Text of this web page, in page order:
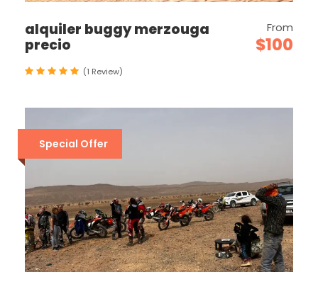
alquiler buggy merzouga
precio
From
$100
(1 Review)
Special Offer